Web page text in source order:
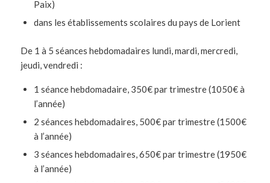
Paix)
dans les établissements scolaires du pays de Lorient
De 1 à 5 séances hebdomadaires lundi, mardi, mercredi,
jeudi, vendredi :
1 séance hebdomadaire, 350€ par trimestre (1050€ à
l’année)
2 séances hebdomadaires, 500€ par trimestre (1500€
à l’année)
3 séances hebdomadaires, 650€ par trimestre (1950€
à l’année)